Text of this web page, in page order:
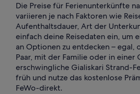
Die Preise für Ferienunterkünfte
variieren je nach Faktoren wie
Aufenthaltsdauer, Art der
einfach deine Reisedaten ein, um
an Optionen zu entdecken – egal,
Paar, mit der Familie oder in einer
erschwingliche Gialiskari Strand-
früh und nutze das kostenlose
FeWo-direkt.